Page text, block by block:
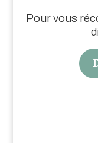
Pour vous